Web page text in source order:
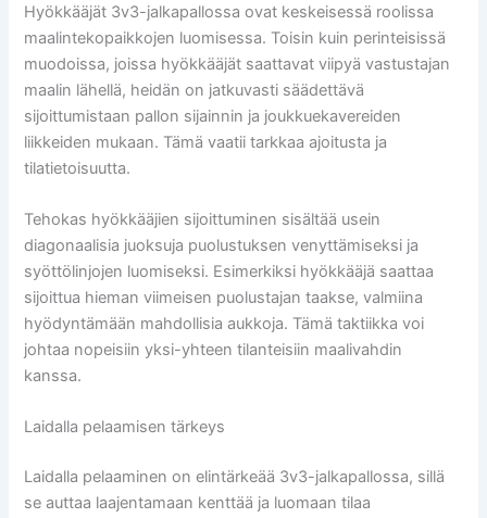
Hyökkääjät 3v3-jalkapallossa ovat keskeisessä roolissa
maalintekopaikkojen luomisessa. Toisin kuin perinteisissä
muodoissa, joissa hyökkääjät saattavat viipyä vastustajan
maalin lähellä, heidän on jatkuvasti säädettävä
sijoittumistaan pallon sijainnin ja joukkuekavereiden
liikkeiden mukaan. Tämä vaatii tarkkaa ajoitusta ja
tilatietoisuutta.
Tehokas hyökkääjien sijoittuminen sisältää usein
diagonaalisia juoksuja puolustuksen venyttämiseksi ja
syöttölinjojen luomiseksi. Esimerkiksi hyökkääjä saattaa
sijoittua hieman viimeisen puolustajan taakse, valmiina
hyödyntämään mahdollisia aukkoja. Tämä taktiikka voi
johtaa nopeisiin yksi-yhteen tilanteisiin maalivahdin
kanssa.
Laidalla pelaamisen tärkeys
Laidalla pelaaminen on elintärkeää 3v3-jalkapallossa, sillä
se auttaa laajentamaan kenttää ja luomaan tilaa